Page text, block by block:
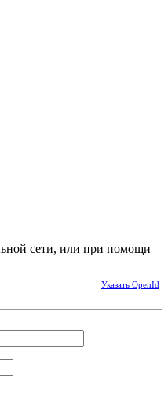
сети, или при помощи
Указать OpenId